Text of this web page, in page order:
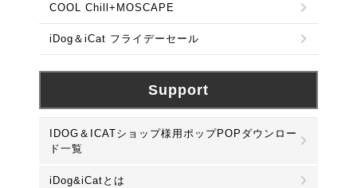
COOL Chill+MOSCAPE
iDog＆iCat フライデーセール
Support
IDOG＆ICATショップ様用ポップPOPダウンロー
ド一覧
iDog&iCatとは